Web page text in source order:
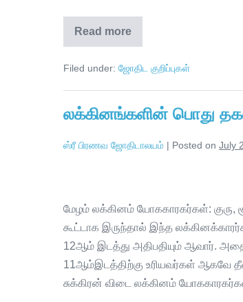
Read more
Filed under: ஜோதிட குறிப்புகள்
லக்கினங்களின் பொது
ஸ்ரீ பிரணவ ஜோதிடாலயம் | Posted on July
மேழம் லக்கினம் யோககாரகர்கள்: குரு,
கூட்டாக இருந்தால் இந்த
12ஆம் இடத்து அதிபதியும் ஆவார்.
11ஆம்இடத்திற்கு உரியவர்கள் ஆகவே
சுக்கிரன் விடை லக்கினம்